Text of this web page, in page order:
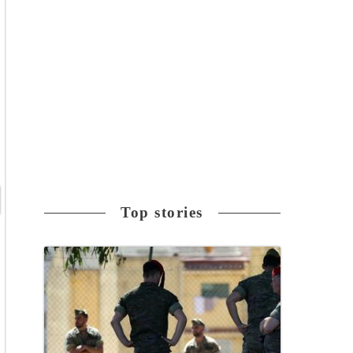
Top stories